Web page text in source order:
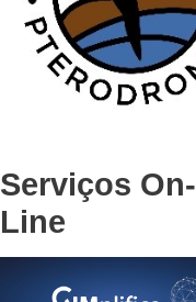
Serviços On-
Line